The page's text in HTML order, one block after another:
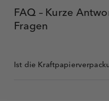
FAQ – Kurze
Fragen
Ist die